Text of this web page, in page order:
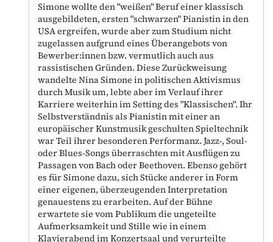
Simone wollte den "weißen" Beruf einer klassisch
ausgebildeten, ersten "schwarzen" Pianistin in den
USA ergreifen, wurde aber zum Studium nicht
zugelassen aufgrund eines Überangebots von
Bewerber:innen bzw. vermutlich auch aus
rassistischen Gründen. Diese Zurückweisung
wandelte Nina Simone in politischen Aktivismus
durch Musik um, lebte aber im Verlauf ihrer
Karriere weiterhin im Setting des "Klassischen". Ihr
Selbstverständnis als Pianistin mit einer an
europäischer Kunstmusik geschulten Spieltechnik
war Teil ihrer besonderen Performanz. Jazz-, Soul-
oder Blues-Songs überraschten mit Ausflügen zu
Passagen von Bach oder Beethoven. Ebenso gehört
es für Simone dazu, sich Stücke anderer in Form
einer eigenen, überzeugenden Interpretation
genauestens zu erarbeiten. Auf der Bühne
erwartete sie vom Publikum die ungeteilte
Aufmerksamkeit und Stille wie in einem
Klavierabend im Konzertsaal und verurteilte